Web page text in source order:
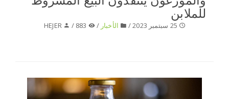
للملابن
الأخبار /
HEJER